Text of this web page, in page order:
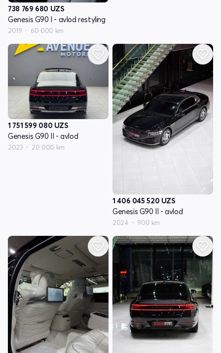
738 769 680 UZS
Genesis G90 I - avlod restyling
2019 60 000 km
1 751 599 080 UZS
Genesis G90 II - avlod
2023 20 000 km
1 406 045 520 UZS
Genesis G90 II - avlod
2024 900 km